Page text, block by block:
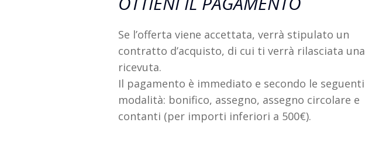
Se l’offerta viene accettata, verrà stipulato un
contratto d’acquisto, di cui ti verrà rilasciata una
ricevuta.
Il pagamento è immediato e secondo le seguenti
modalità: bonifico, assegno, assegno circolare e
contanti (per importi inferiori a 500€).